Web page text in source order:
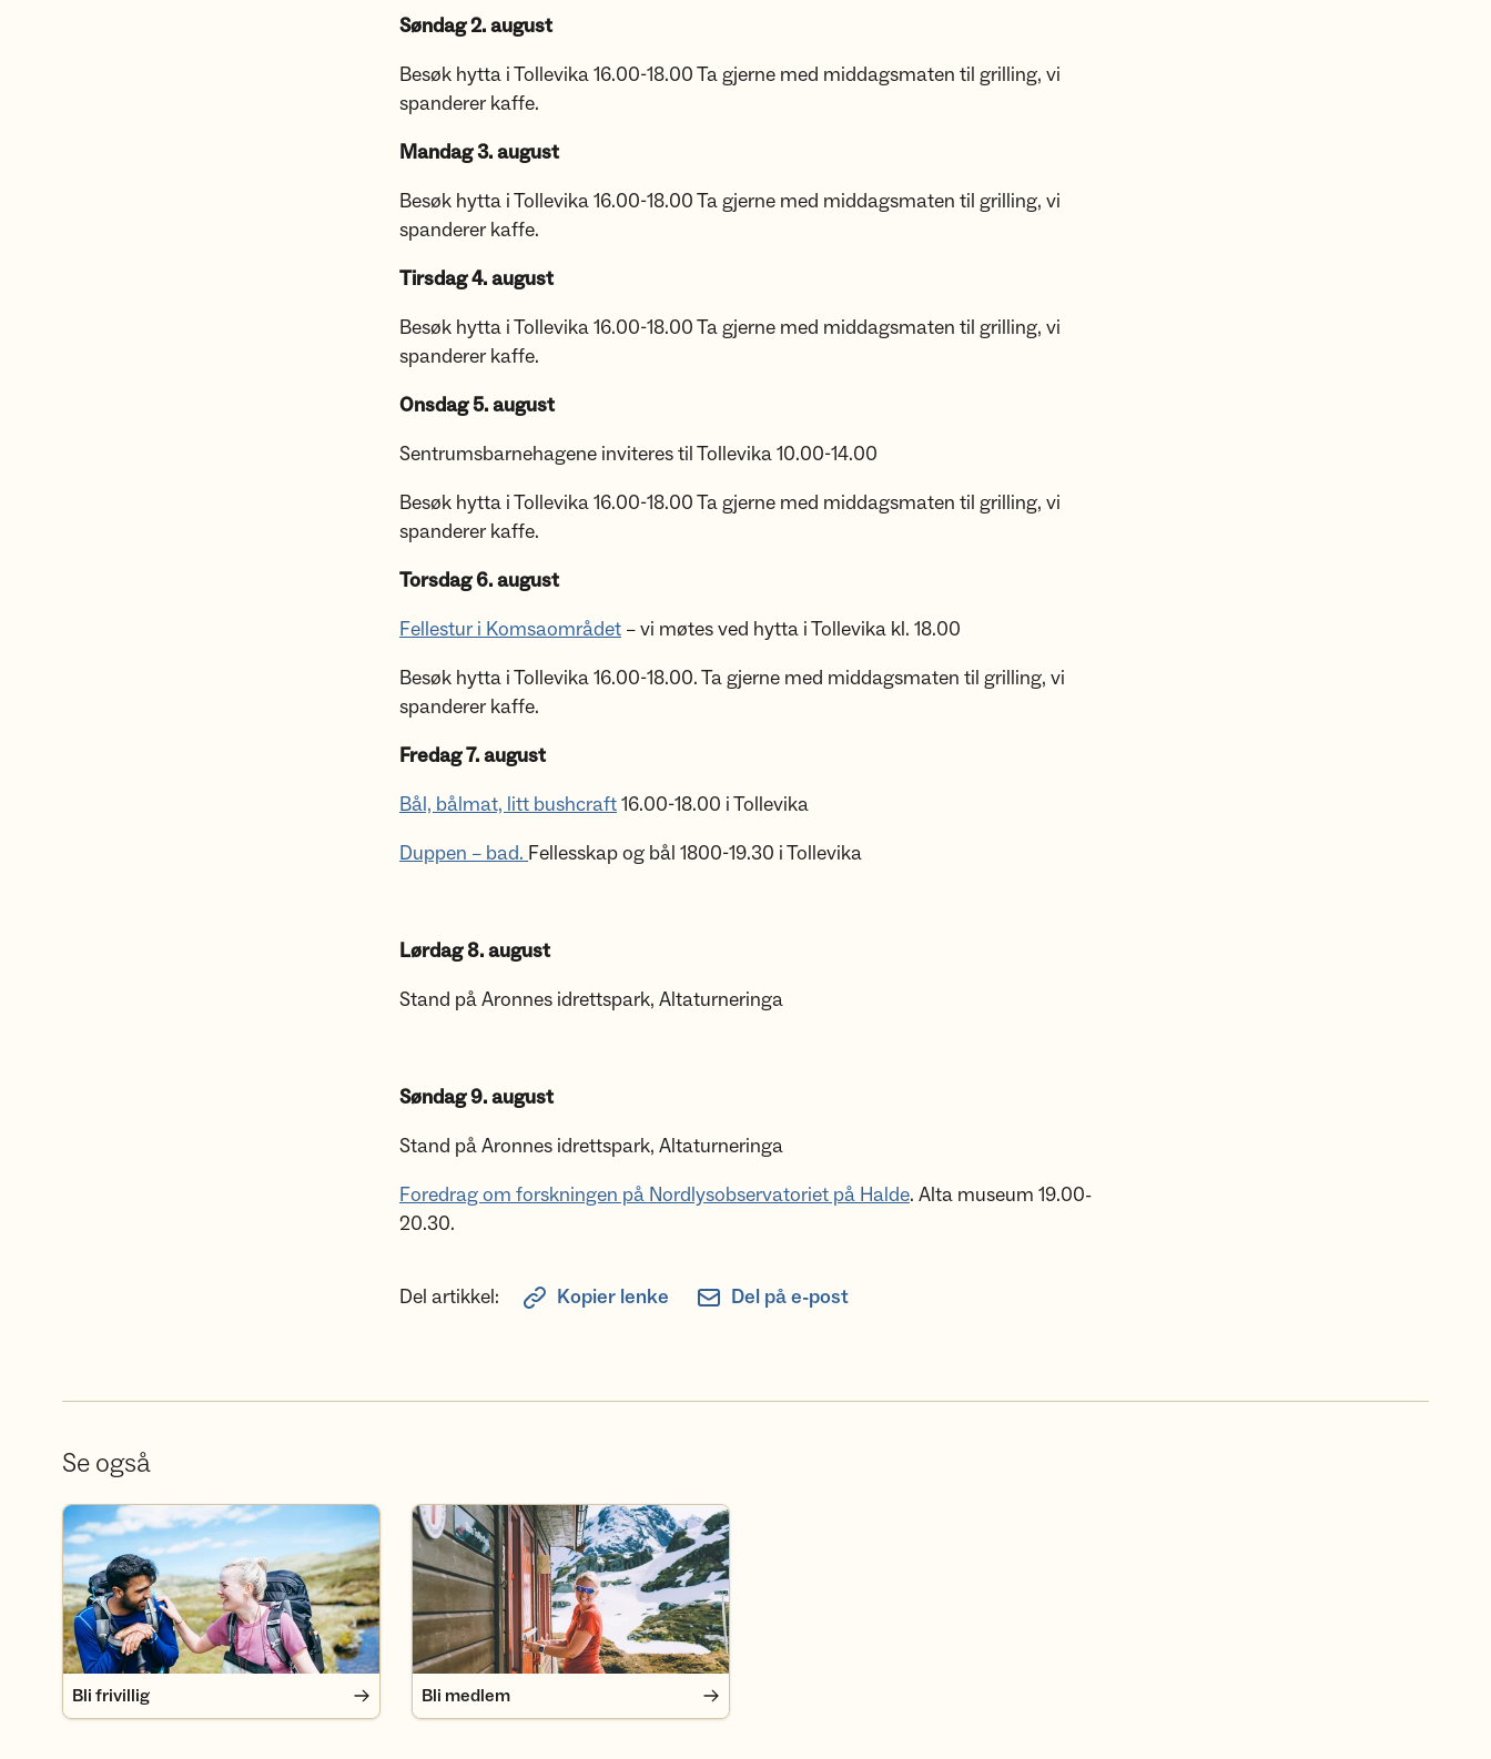
Søndag 2. august
Besøk hytta i Tollevika 16.00-18.00 Ta gjerne med middagsmaten til grilling, vi
spanderer kaffe.
Mandag 3. august
Besøk hytta i Tollevika 16.00-18.00 Ta gjerne med middagsmaten til grilling, vi
spanderer kaffe.
Tirsdag 4. august
Besøk hytta i Tollevika 16.00-18.00 Ta gjerne med middagsmaten til grilling, vi
spanderer kaffe.
Onsdag 5. august
Sentrumsbarnehagene inviteres til Tollevika 10.00-14.00
Besøk hytta i Tollevika 16.00-18.00 Ta gjerne med middagsmaten til grilling, vi
spanderer kaffe.
Torsdag 6. august
Fellestur i Komsaområdet – vi møtes ved hytta i Tollevika kl. 18.00
Besøk hytta i Tollevika 16.00-18.00. Ta gjerne med middagsmaten til grilling, vi
spanderer kaffe.
Fredag 7. august
Bål, bålmat, litt bushcraft16.00-18.00 i Tollevika
Duppen – bad. Fellesskap og bål 1800-19.30 i Tollevika
Lørdag 8. august
Stand på Aronnes idrettspark, Altaturneringa
Søndag 9. august
Stand på Aronnes idrettspark, Altaturneringa
Foredrag om forskningen på Nordlysobservatoriet på Halde. Alta museum 19.00-
20.30.
Del artikkel: Kopier lenke Del på e-post
Se også
Bli frivillig
Bli frivillig
Bli medlem
Bli medlem